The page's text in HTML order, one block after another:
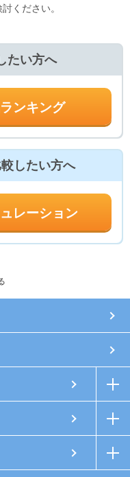
ください。
たい方へ
ンキング
したい方へ
レーション